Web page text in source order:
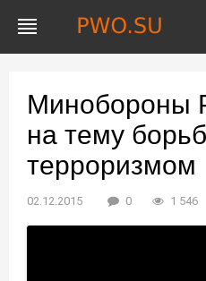
Минобороны
на тему
терроризмом
02.12.2015 0 1 546